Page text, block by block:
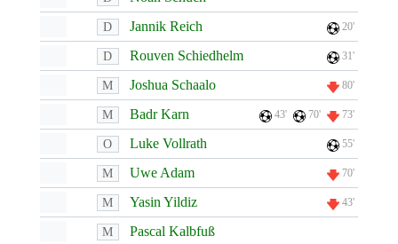
D Jannik Reich 20'
D Rouven Schiedhelm 31'
M Joshua Schaalo 80'
M Badr Karn 43' 70' 73'
O Luke Vollrath 55'
M Uwe Adam 70'
M Yasin Yildiz 43'
M Pascal Kalbfuß